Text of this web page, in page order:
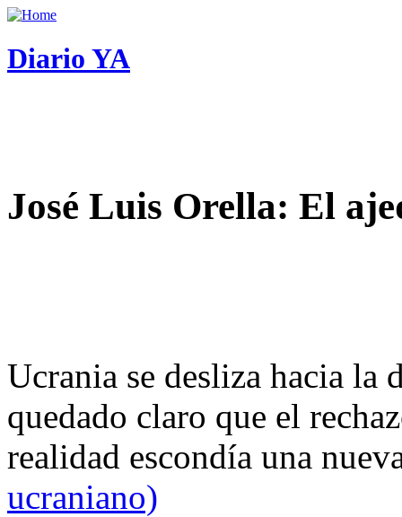
Diario YA
José Luis Orella: El
Ucrania se desliza hacia
quedado claro que el
realidad escondía una
ucraniano)